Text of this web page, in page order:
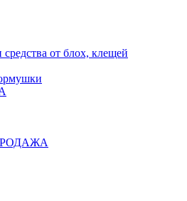
средства от блох, клещей